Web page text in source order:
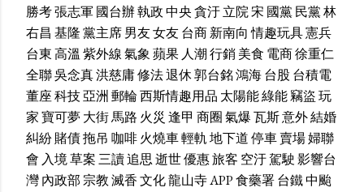
勝考張志軍國台辦執政中央貪汙立院宋 國黨民黨林
右昌 基隆黨主席男友女友台商新南向 情趣玩具憲兵
台東高溫 紫外線氣象蘋果 人潮行銷美食 電商徐重仁
全聯吳念真洪慈庸修法退休郭台銘鴻海台股 台積電
董座科技亞洲 郵輪西斯情趣用品 太陽能綠能竊盜玩
家寶可夢大街馬路 火災 逢甲 商圈氣爆瓦斯意外結婚
糾紛賭債拖吊 咖啡火燒車輕軌地下道停車賣場婦聯
會 入境草案三讀追思逝世優惠旅客 空汙駕駛影響台
灣內政部宗教滅香文化龍山寺APP食藥署台鐵中颱